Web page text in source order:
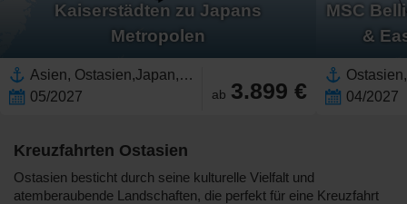
Kaiserstädten zu Japans
Metropolen
Asien, Ostasien,Japan,China,Südkorea
05/2027
ab 3.899 €
MSC
&
04/2027
Kreuzfahrten Ostasien
Ostasien besticht durch seine kulturelle Vielfalt und
atemberaubende Landschaften, die perfekt für eine Kreuzfahrt